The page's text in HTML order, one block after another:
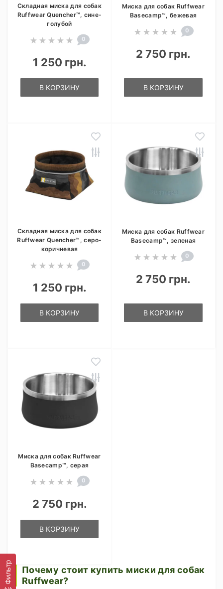
Фильтр
Складная миска для собак
Ruffwear Quencher™, сине-
голубой
0
1 250 грн.
В КОРЗИНУ
Миска для собак Ruffwear
Basecamp™, бежевая
0
2 750 грн.
В КОРЗИНУ
Складная миска для собак
Ruffwear Quencher™, серо-
коричневая
0
1 250 грн.
В КОРЗИНУ
Миска для собак Ruffwear
Basecamp™, зеленая
0
2 750 грн.
В КОРЗИНУ
Миска для собак Ruffwear
Basecamp™, серая
0
2 750 грн.
В КОРЗИНУ
Почему стоит купить миски для собак
Ruffwear?